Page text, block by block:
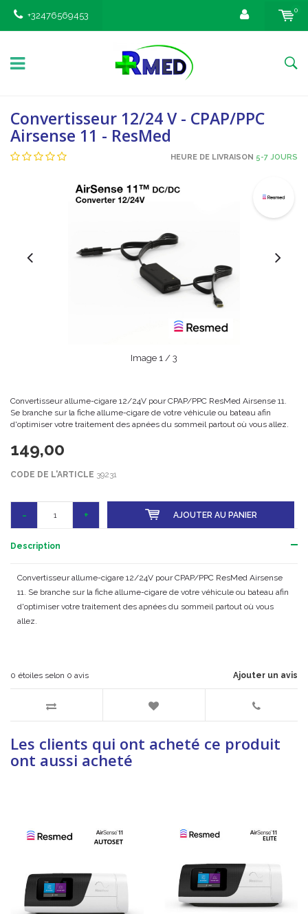
+32476569453
0
Convertisseur 12/24 V - CPAP/PPC
Airsense 11 - ResMed
HEURE DE LIVRAISON 5-7 JOURS
Image 1 / 3
Convertisseur allume-cigare 12/24V pour CPAP/PPC ResMed Airsense 11.
Se branche sur la fiche allume-cigare de votre véhicule ou bateau afin
d'optimiser votre traitement des apnées du sommeil partout où vous allez.
149,00
CODE DE L'ARTICLE 39231
- + AJOUTER AU PANIER
Description
Convertisseur allume-cigare 12/24V pour CPAP/PPC ResMed Airsense
11. Se branche sur la fiche allume-cigare de votre véhicule ou bateau afin
d'optimiser votre traitement des apnées du sommeil partout où vous
allez.
Ajouter un avis
0 étoiles selon 0 avis
Les clients qui ont acheté ce produit
ont aussi acheté